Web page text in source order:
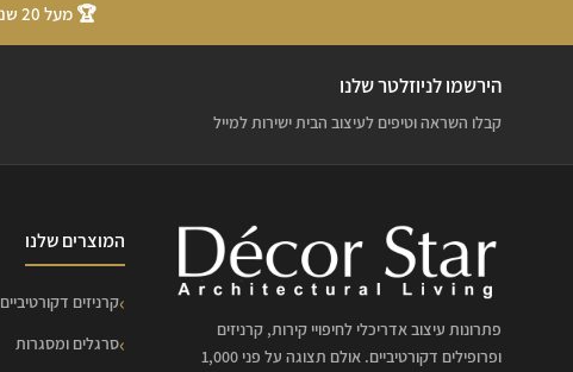
🏆 מעל 20 שנות ניסיון
הירשמו לניוזלטר שלנו
קבלו השראה וטיפים לעיצוב הבית ישירות למייל
פתרונות עיצוב אדריכלי לחיפויי קירות, קרניזים
ופרופילים דקורטיביים. אולם תצוגה על פני 1,000
המוצרים שלנו
קרניזים דקורטיביים
סרגלים ומסגרות